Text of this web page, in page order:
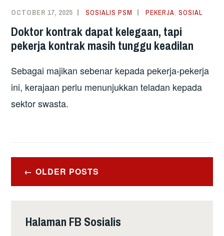
OCTOBER 17, 2025 SOSIALIS PSM PEKERJA,SOSIAL
Doktor kontrak dapat kelegaan, tapi
pekerja kontrak masih tunggu keadilan
Sebagai majikan sebenar kepada pekerja-pekerja
ini, kerajaan perlu menunjukkan teladan kepada
sektor swasta.
Posts
navigation
OLDER POSTS
Halaman FB Sosialis